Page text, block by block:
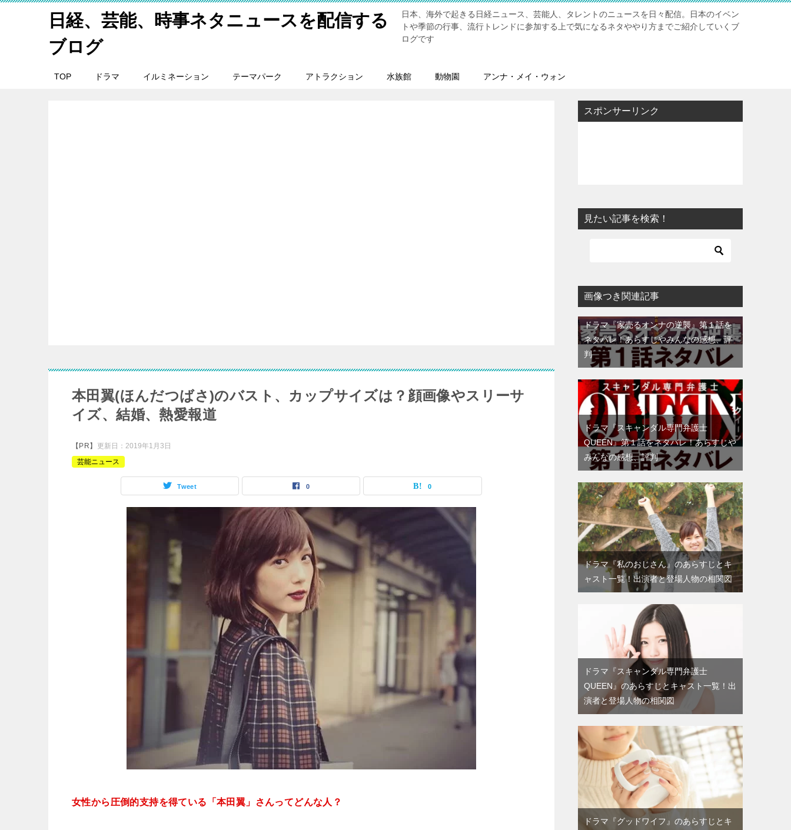
日経、芸能、時事ネタニュースを配信する
ブログ
日本、海外で起きる日経ニュース、芸能人、タレントのニュースを日々配信。日本のイベン
トや季節の行事、流行トレンドに参加する上で気になるネタややり方までご紹介していくブ
ログです
TOP ドラマ イルミネーション テーマパーク アトラクション 水族館 動物園 アンナ・メイ・ウォン
本田翼(ほんだつばさ)のバスト、カップサイズは？顔画像やスリーサ
イズ、結婚、熱愛報道
【PR】 更新日： 2019年1月3日
芸能ニュース
Tweet 0 0
女性から圧倒的支持を得ている「本田翼」さんってどんな人？
スポンサーリンク
見たい記事を検索！
画像つき関連記事
ドラマ『家売るオンナの逆襲』第１話を
ネタバレ！あらすじやみんなの感想、評
判
ドラマ『スキャンダル専門弁護士
QUEEN』第１話をネタバレ！あらすじや
みんなの感想、評判
ドラマ『私のおじさん』のあらすじとキ
ャスト一覧！出演者と登場人物の相関図
ドラマ『スキャンダル専門弁護士
QUEEN』のあらすじとキャスト一覧！出
演者と登場人物の相関図
ドラマ『グッドワイフ』のあらすじとキ